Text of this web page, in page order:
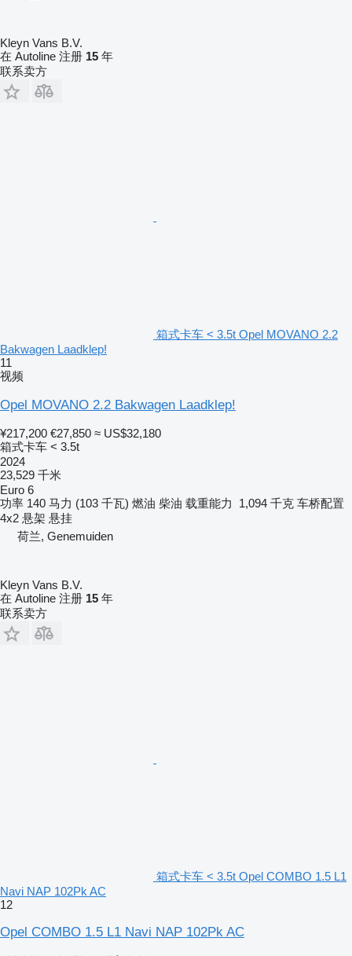
Kleyn Vans B.V.
在 Autoline 注册 15 年
联系卖方
箱式卡车 < 3.5t Opel MOVANO 2.2
Bakwagen Laadklep!
11
视频
Opel MOVANO 2.2 Bakwagen Laadklep!
¥217,200 €27,850 ≈ US$32,180
箱式卡车 < 3.5t
2024
23,529 千米
Euro 6
功率 140 马力 (103 千瓦) 燃油 柴油 载重能力 1,094 千克 车桥配置
4x2 悬架 悬挂
荷兰, Genemuiden
Kleyn Vans B.V.
在 Autoline 注册 15 年
联系卖方
箱式卡车 < 3.5t Opel COMBO 1.5 L1
Navi NAP 102Pk AC
12
Opel COMBO 1.5 L1 Navi NAP 102Pk AC